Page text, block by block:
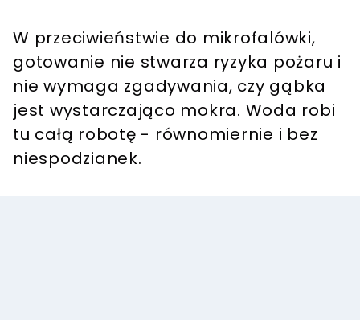
W przeciwieństwie do mikrofalówki,
gotowanie nie stwarza ryzyka pożaru i
nie wymaga zgadywania, czy gąbka
jest wystarczająco mokra. Woda robi
tu całą robotę - równomiernie i bez
niespodzianek.